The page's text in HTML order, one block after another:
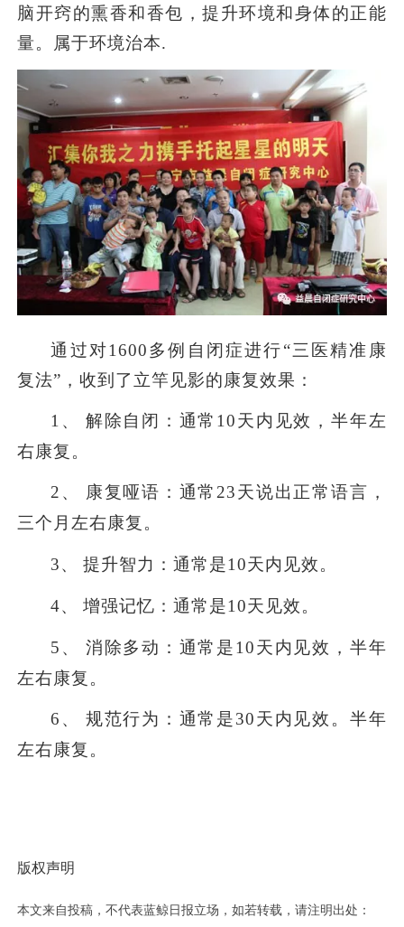
脑开窍的熏香和香包，提升环境和身体的正能
量。属于环境治本.
通过对1600多例自闭症进行“三医精准康
复法”，收到了立竿见影的康复效果：
1 、
解除自闭：通常10天内见效，半年左
右康复。
2 、
康复哑语：通常23天说出正常语言，
三个月左右康复。
3、 提升智力：通常是10天内见效。
4、 增强记忆：通常是10天见效。
5 、
消除多动：通常是10天内见效，半年
左右康复。
6 、
规范行为：通常是30天内见效。半年
左右康复。
版权声明
本文来自投稿，不代表蓝鲸日报立场，如若转载，请注明出处：